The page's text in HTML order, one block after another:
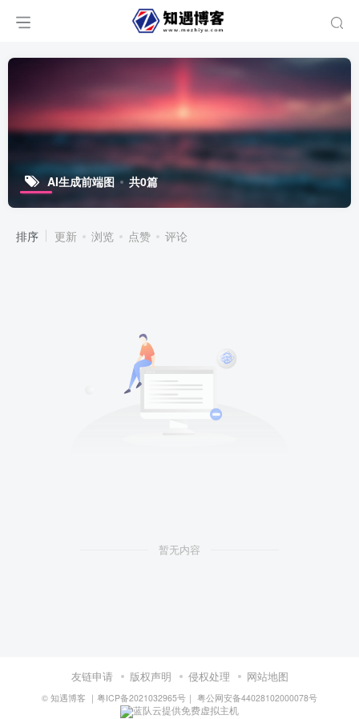
AI生成前端图 共0篇
排序 更新 浏览 点赞 评论
暂无内容
友链申请 版权声明 侵权处理 网站地图
© 知遇博客 ｜ 粤ICP备2021032965号 ｜ 粤公网安备44028102000078号
蓝队云提供免费虚拟主机